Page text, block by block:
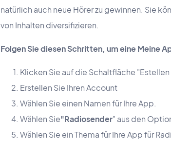
natürlich auch neue Hörer zu gewinnen. Sie
von Inhalten diversifizieren.
Folgen Sie diesen Schritten, um eine Meine
Klicken Sie auf die Schaltfläche
Erstellen Sie Ihren Account
Wählen Sie einen Namen für Ihre App.
Wählen Sie"Radiosender" aus den
Wählen Sie ein Thema für Ihre App für